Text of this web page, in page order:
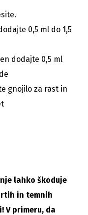
0,5 ml do 1,5
dodajte 0,5 ml
gnojilo za rast in
lahko škoduje
in temnih
V primeru, da